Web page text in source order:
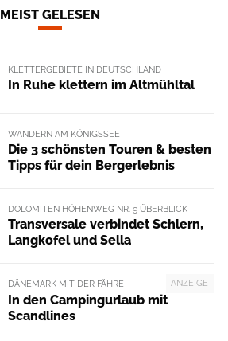
MEIST GELESEN
KLETTERGEBIETE IN DEUTSCHLAND
In Ruhe klettern im Altmühltal
WANDERN AM KÖNIGSSEE
Die 3 schönsten Touren & besten
Tipps für dein Bergerlebnis
DOLOMITEN HÖHENWEG NR. 9 ÜBERBLICK
Transversale verbindet Schlern,
Langkofel und Sella
ANZEIGE
DÄNEMARK MIT DER FÄHRE
In den Campingurlaub mit
Scandlines